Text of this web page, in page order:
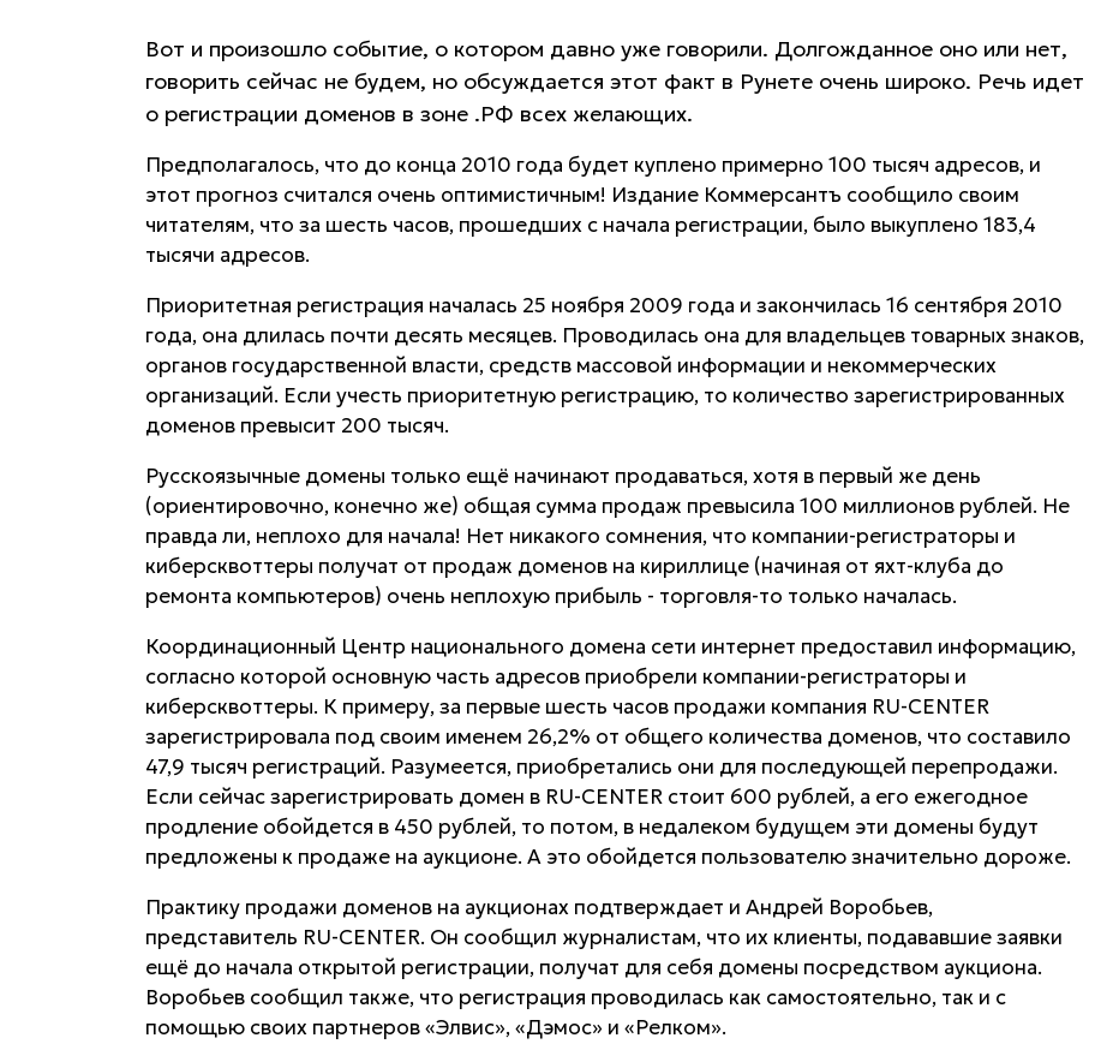
Вот и произошло событие, о котором давно уже говорили. Долгожданное оно или нет,
говорить сейчас не будем, но обсуждается этот факт в Рунете очень широко. Речь идет
о регистрации доменов в зоне .РФ всех желающих.
Предполагалось, что до конца 2010 года будет куплено примерно 100 тысяч адресов, и
этот прогноз считался очень оптимистичным! Издание Коммерсантъ сообщило своим
читателям, что за шесть часов, прошедших с начала регистрации, было выкуплено 183,4
тысячи адресов.
Приоритетная регистрация началась 25 ноября 2009 года и закончилась 16 сентября 2010
года, она длилась почти десять месяцев. Проводилась она для владельцев товарных знаков,
органов государственной власти, средств массовой информации и некоммерческих
организаций. Если учесть приоритетную регистрацию, то количество зарегистрированных
доменов превысит 200 тысяч.
Русскоязычные домены только ещё начинают продаваться, хотя в первый же день
(ориентировочно, конечно же) общая сумма продаж превысила 100 миллионов рублей. Не
правда ли, неплохо для начала! Нет никакого сомнения, что компании-регистраторы и
киберсквоттеры получат от продаж доменов на кириллице (начиная от яхт-клуба до
ремонта компьютеров) очень неплохую прибыль - торговля-то только началась.
Координационный Центр национального домена сети интернет предоставил информацию,
согласно которой основную часть адресов приобрели компании-регистраторы и
киберсквоттеры. К примеру, за первые шесть часов продажи компания RU-CENTER
зарегистрировала под своим именем 26,2% от общего количества доменов, что составило
47,9 тысяч регистраций. Разумеется, приобретались они для последующей перепродажи.
Если сейчас зарегистрировать домен в RU-CENTER стоит 600 рублей, а его ежегодное
продление обойдется в 450 рублей, то потом, в недалеком будущем эти домены будут
предложены к продаже на аукционе. А это обойдется пользователю значительно дороже.
Практику продажи доменов на аукционах подтверждает и Андрей Воробьев,
представитель RU-CENTER. Он сообщил журналистам, что их клиенты, подававшие заявки
ещё до начала открытой регистрации, получат для себя домены посредством аукциона.
Воробьев сообщил также, что регистрация проводилась как самостоятельно, так и с
помощью своих партнеров «Элвис», «Дэмос» и «Релком».